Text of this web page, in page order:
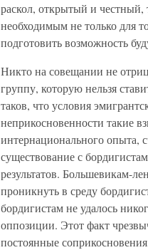
раскол, открытый и честный,
необходимым не только для
подготовить возможность
Никто на совещании не
группу, которую нельзя
таков, что условия
неприкосновенности такие
интернационального опыта,
существование с
результатов. Большевикам-
проникнуть в среду
бордигистам не удалось
оппозиции. Этот факт
постоянные